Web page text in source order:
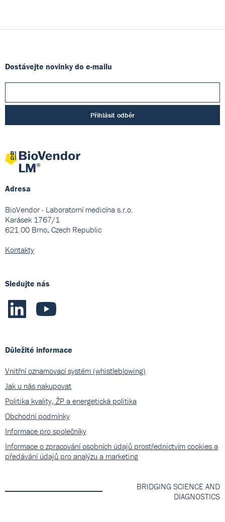
Dostávejte novinky do e-mailu
Přihlásit odběr
Adresa
BioVendor - Laboratorní medicína s.r.o.
Karásek 1767/1
621 00 Brno, Czech Republic
Kontakty
Sledujte nás
Důležité informace
Vnitřní oznamovací systém (whistleblowing)
Jak u nás nakupovat
Politika kvality, ŽP a energetická politika
Obchodní podmínky
Informace pro společníky
Informace o zpracování osobních údajů prostřednictvím cookies a
předávání údajů pro analýzu a marketing
BRIDGING SCIENCE AND
DIAGNOSTICS